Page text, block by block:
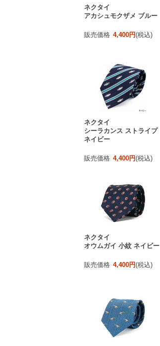
ネクタイ
アカシュモクザメ ブルー
販売価格 4,400円(税込)
ネクタイ
シーラカンス ストライプ
ネイビー
販売価格 4,400円(税込)
ネクタイ
オウムガイ 小紋 ネイビー
販売価格 4,400円(税込)